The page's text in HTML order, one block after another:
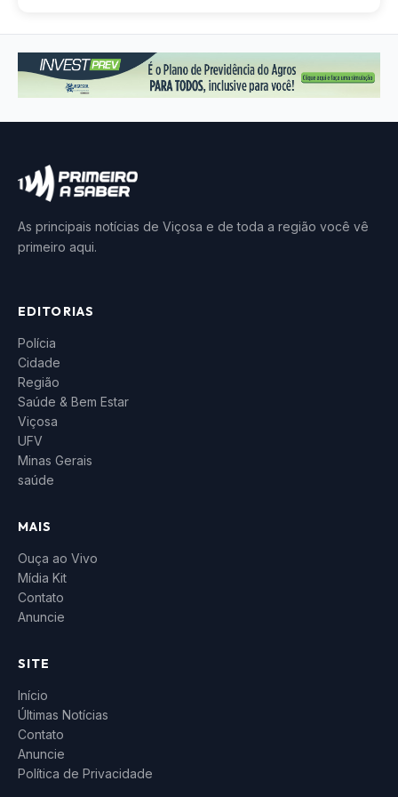
As principais notícias de Viçosa e de toda a região você vê
primeiro aqui.
EDITORIAS
Polícia
Cidade
Região
Saúde & Bem Estar
Viçosa
UFV
Minas Gerais
saúde
MAIS
Ouça ao Vivo
Mídia Kit
Contato
Anuncie
SITE
Início
Últimas Notícias
Contato
Anuncie
Política de Privacidade